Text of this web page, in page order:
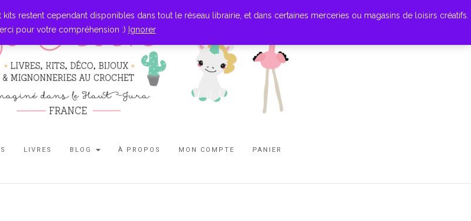
LIVRES BLOG À PROPOS MON COMPTE PANIER
restent cependant disponibles dans tout le réseau librairie, et dans certaines merceries ou magasins de loisirs créatifs.
pour votre compréhension :) Ignorer